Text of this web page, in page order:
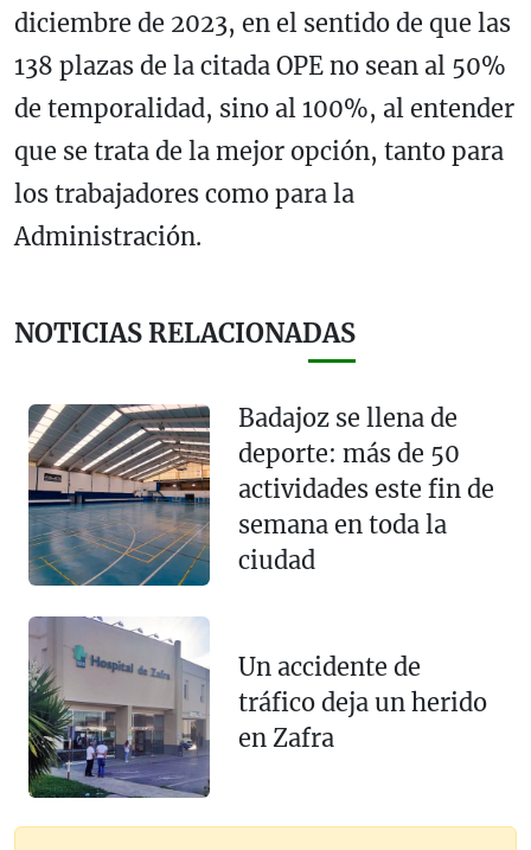
diciembre de 2023, en el sentido de que las
138 plazas de la citada OPE no sean al 50%
de temporalidad, sino al 100%, al entender
que se trata de la mejor opción, tanto para
los trabajadores como para la
Administración.
NOTICIAS RELACIONADAS
Badajoz se llena de
deporte: más de 50
actividades este fin de
semana en toda la
ciudad
Un accidente de
tráfico deja un herido
en Zafra